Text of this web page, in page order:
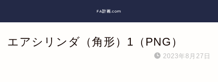
FA計画.com
エアシリンダ（角形）1（PNG）
2023年8月27日